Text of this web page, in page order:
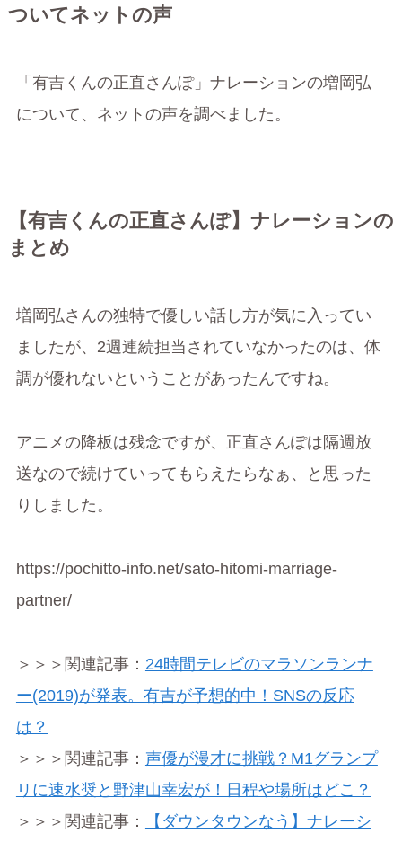
ついてネットの声
「有吉くんの正直さんぽ」ナレーションの増岡弘
について、ネットの声を調べました。
【有吉くんの正直さんぽ】ナレーションの
まとめ
増岡弘さんの独特で優しい話し方が気に入ってい
ましたが、2週連続担当されていなかったのは、体
調が優れないということがあったんですね。
アニメの降板は残念ですが、正直さんぽは隔週放
送なので続けていってもらえたらなぁ、と思った
りしました。
https://pochitto-info.net/sato-hitomi-marriage-
partner/
＞＞＞関連記事： 24時間テレビのマラソンランナ
ー(2019)が発表。有吉が予想的中！SNSの反応
は？
＞＞＞関連記事： 声優が漫才に挑戦？M1グランプ
リに速水奨と野津山幸宏が！日程や場所はどこ？
＞＞＞関連記事：
【ダウンタウンなう】ナレーシ